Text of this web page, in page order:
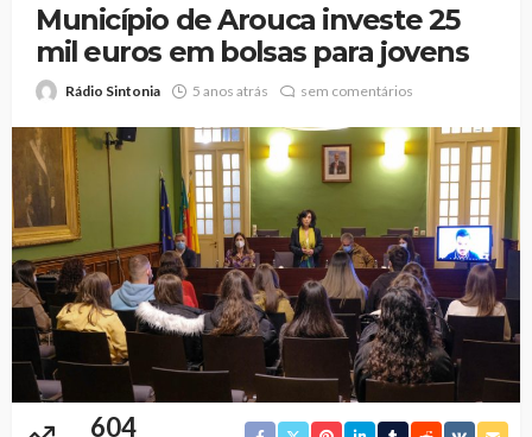
Município de Arouca investe 25
mil euros em bolsas para jovens
Rádio Sintonia 5 anos atrás sem comentários
604